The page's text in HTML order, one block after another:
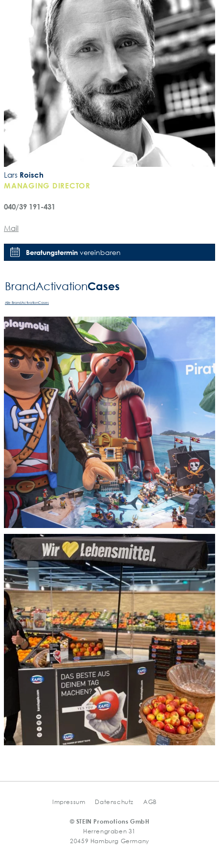
Lars Roisch
MANAGING DIRECTOR
040/39 191-431
Mail
Beratungsterminvereinbaren
BrandActivation­Cases
Alle BrandActivationCases
Impressum Datenschutz AGB
© STEIN Promotions GmbH
Herrengraben 31
20459 Hamburg Germany